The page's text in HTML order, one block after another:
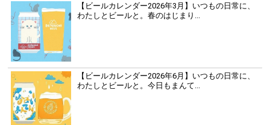
【ビールカレンダー2026年3月】いつもの日常に、
わたしとビールと。春のはじまり...
【ビールカレンダー2026年6月】いつもの日常に、
わたしとビールと。今日もまんて...